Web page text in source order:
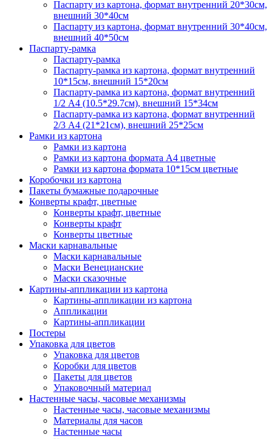
Паспарту из картона, формат внутренний 20*30см,
внешний 30*40см
Паспарту из картона, формат внутренний 30*40см,
внешний 40*50см
Паспарту-рамка
Паспарту-рамка
Паспарту-рамка из картона, формат внутренний
10*15см, внешний 15*20см
Паспарту-рамка из картона, формат внутренний
1/2 А4 (10.5*29.7см), внешний 15*34см
Паспарту-рамка из картона, формат внутренний
2/3 А4 (21*21см), внешний 25*25см
Рамки из картона
Рамки из картона
Рамки из картона формата А4 цветные
Рамки из картона формата 10*15см цветные
Коробочки из картона
Пакеты бумажные подарочные
Конверты крафт, цветные
Конверты крафт, цветные
Конверты крафт
Конверты цветные
Маски карнавальные
Маски карнавальные
Маски Венецианские
Маски сказочные
Картины-аппликации из картона
Картины-аппликации из картона
Аппликации
Картины-аппликации
Постеры
Упаковка для цветов
Упаковка для цветов
Коробки для цветов
Пакеты для цветов
Упаковочный материал
Настенные часы, часовые механизмы
Настенные часы, часовые механизмы
Материалы для часов
Настенные часы